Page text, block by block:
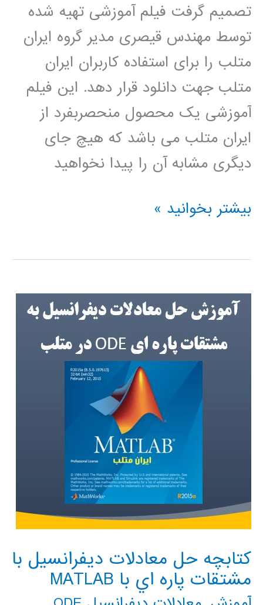
تصمیم گرفت فیلم آموزشی تهیه شده
توسط مهندس قیصری مدیر گروه ایران
متلب را برای استفاده کاربران ایران
متلب جهت دانلود قرار دهد. این فیلم
آموزشی یک محصول منحصربفرد از
ایران متلب می باشد که هیچ جای
دیگری مشابه آن را پیدا نخواهید
سیر
پیاز
MATLAB
بیشتر بخوانید »
کتابچه حل معادلات ديفرانسيل با
مشتقات پاره اي با MATLAB